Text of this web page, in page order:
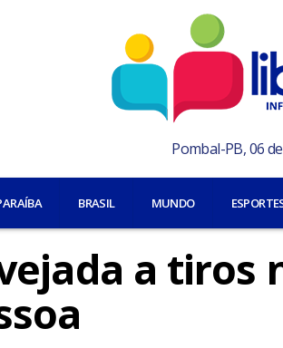
Pombal-PB, 06
BRASIL MUNDO
a tiros